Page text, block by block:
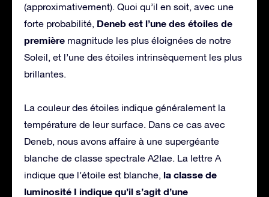
(approximativement). Quoi qu’il en soit, avec une
forte probabilité, Deneb est l’une des étoiles de
première magnitude les plus éloignées de notre
Soleil, et l’une des étoiles intrinsèquement les plus
brillantes.
La couleur des étoiles indique généralement la
température de leur surface. Dans ce cas avec
Deneb, nous avons affaire à une supergéante
blanche de classe spectrale A2Iae. La lettre A
indique que l’étoile est blanche, la classe de
luminosité I indique qu’il s’agit d’une